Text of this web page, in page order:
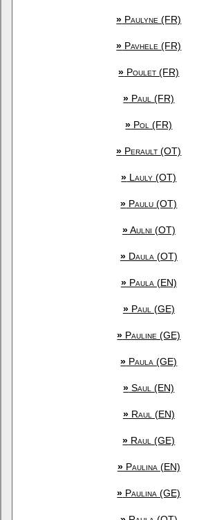
» Paulyne (FR)
» Pavhele (FR)
» Poulet (FR)
» Paul (FR)
» Pol (FR)
» Perault (OT)
» Lauly (OT)
» Paulu (OT)
»Aulni (OT)
»Daula (OT)
»Paula (EN)
»Paul (GE)
» Pauline (GE)
» Paula (GE)
» Saul (EN)
»Raul (EN)
» Raul (GE)
»Paulina (EN)
» Paulina (GE)